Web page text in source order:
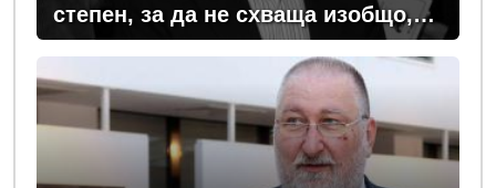
степен, за да не схваща изобщо,
какви хора се упражняват с него